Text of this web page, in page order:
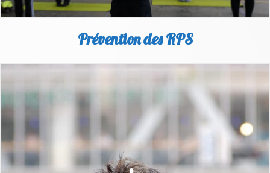
Prévention des RPS
Dans le Code du travail, l'employeur est tenu d'évaluer
l'ensemble des risques auxquels sont....
EN SAVOIR PLUS